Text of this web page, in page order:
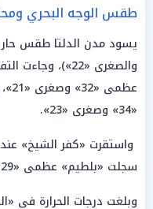
طقس الوجه البحري
والصغرى «22»)،
«34» وصغرى «23».
سجلت «بلطيم» عظمى «29» وصغرى «21».